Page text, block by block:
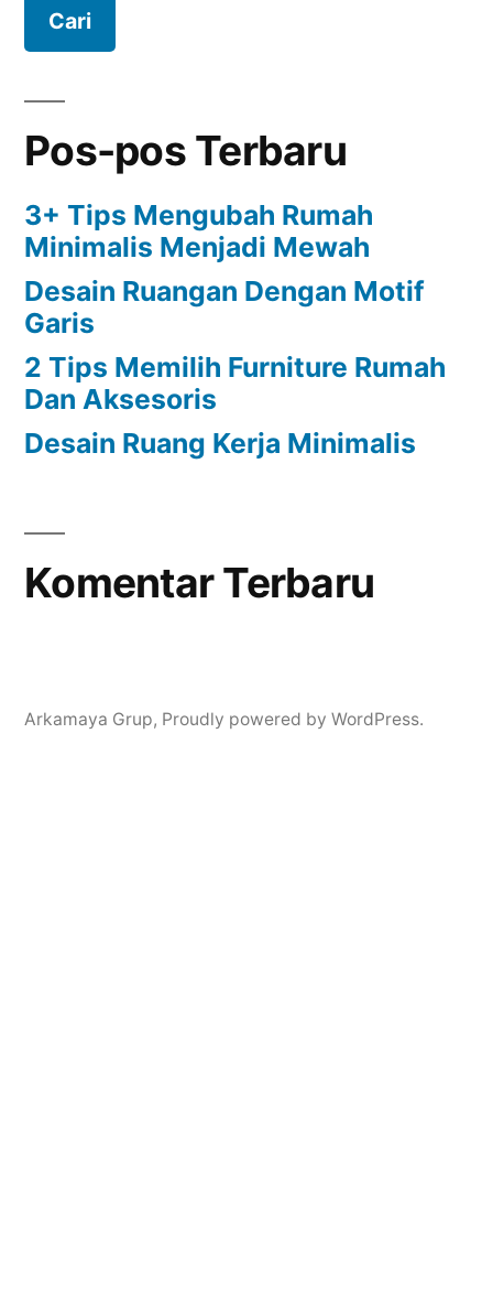
Pos-pos Terbaru
3+ Tips Mengubah Rumah
Minimalis Menjadi Mewah
Desain Ruangan Dengan Motif
Garis
2 Tips Memilih Furniture Rumah
Dan Aksesoris
Desain Ruang Kerja Minimalis
Komentar Terbaru
Arkamaya Grup, Proudly powered by WordPress.